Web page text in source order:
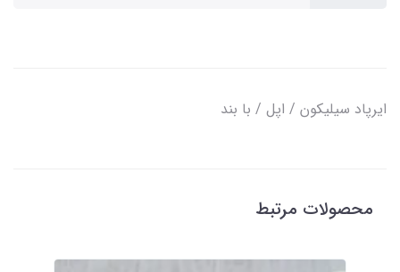
ایرپاد سیلیکون / اپل / با بند
محصولات مرتبط